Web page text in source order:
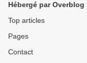
Hébergé par Overblog
Top articles
Pages
Contact